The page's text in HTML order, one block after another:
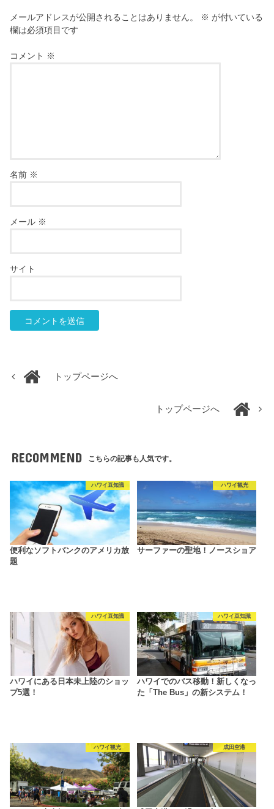
メールアドレスが公開されることはありません。 ※ が付いている
欄は必須項目です
コメント ※
名前 ※
メール ※
サイト
トップページへ
トップページへ
RECOMMEND こちらの記事も人気です。
ハワイ豆知識
便利なソフトバンクのアメリカ放
題
ハワイ観光
サーファーの聖地！ノースショア
ハワイ豆知識
ハワイにある日本未上陸のショッ
プ5選！
ハワイ豆知識
ハワイでのバス移動！新しくなっ
た「The Bus」の新システム！
ハワイ観光 成田空港